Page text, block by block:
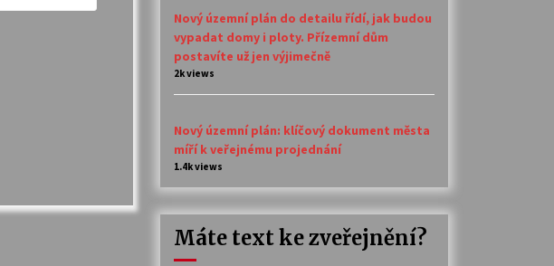
Nový územní plán do detailu řídí, jak budou
vypadat domy i ploty. Přízemní dům
postavíte už jen výjimečně
2k views
Nový územní plán: klíčový dokument města
míří k veřejnému projednání
1.4k views
Máte text ke zveřejnění?